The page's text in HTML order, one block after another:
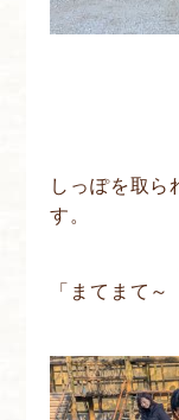
しっぽを取ら
す。
「まてまて～